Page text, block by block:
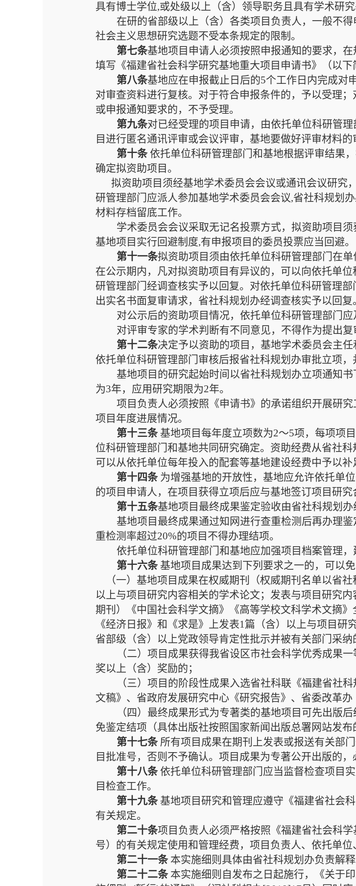
具有博士学位,或处级以上（含）领导职务且具有学术研究
在研的省部级以上（含）各类项目负责人， 一般不得
社会主义思想研究选题不受本条规定的限制。
第七条基地项目 申请人必须按照申报通知的要求，
填写《福建省社会科学研究基地重大项目申请书》（以下
第八条基地应在申报截止日后的5个工作日内完成对
对审查资料进行复核。对于符合申报条件的，予以受理
或申报通知要求的，不予受理。
第九条对已经受理的项目申请，由依托单位科研管
目进行匿名通讯评审或会议评审，基地要做好评审材料
第十条 依托单位科研管理部门和基地根据评审结果
确定拟资助项目。
拟资助项目须经基地学术委员会会议或通讯会议研究
研管理部门应派人参加基地学术委员会会议,省社科规划
材料存档留底工作。
学术委员会会议采取无记名投票方式，拟资助项目须
基地项目实行回避制度,有申报项目的委员投票应当回避。
第十一条拟资助项目须由依托单位科研管理部门在
在公示期内，凡对拟资助项目有异议的，可以向依托单
研管理部门经调查核实予以回复。对依托单位科研管理
出实名书面复审请求，省社科规划办经调查核实予以回复
对公示后的资助项目情况，依托单位科研管理部门应
对评审专家的学术判断有不同意见，不得作为提出复
第十二条决定予以资助的项目，基地学术委员会主
依托单位科研管理部门审核后报省社科规划办审批立项，
基地项目的研究起始时间以省社科规划办立项通知书
为3年，应用研究期限为2年。
项目负责人必须按照《申请书》的承诺组织开展研
项目年度进展情况。
第十三条 基地项目每年度立项数为2～5项，每项项
位科研管理部门和基地共同研究确定。资助经费从省社
可以从依托单位每年投入的配套等基地建设经费中予以补
第十四条 为增强基地的开放性，基地应允许依托单
的项目申请人，在项目获得立项后应与基地签订项目研究
第十五条基地项目最终成果鉴定验收由省社科规划办
基地项目最终成果通过知网进行查重检测后再办理
重检测率超过20%的项目不得办理结项。
依托单位科研管理部门和基地应加强项目档案管理，
第十六条 基地项目成果达到下列要求之一的，可以免
（一）基地项目成果在权威期刊（权威期刊名单以省
以上与项目研究内容相关的学术论文；发表与项目研究
期刊）
《中国社会科学文摘》《高等学校文科学术文摘》
《经济日报》和《求是》上发表1篇（含）以上与项目研
省部级（含）以上党政领导肯定性批示并被有关部门采纳
（二）项目成果获得我省设区市社会科学优秀成果
奖以上（含）奖励的；
（三）项目的阶段性成果入选省社科联《福建省社科
文稿》、省政府发展研究中心《研究报告》、省委改革
（四）最终成果形式为专著类的基地项目 可先出版
免鉴定结项 （具体出版社按照国家新闻出版总署网站发布
第十七条 所有项目成果在期刊上发表或报送有关部
目批准号，否则不予确认。项目成果为专著公开出版的，
第十八条 依托单位科研管理部门应当监督检查项目
目检查工作。
第十九条 基地项目研究和管理应遵守《福建省社会
有关规定。
第二十条项目负责人必须严格按照 《福建省社会科
号） 的有关规定使用和管理经费，项目负责人、依托单
第二十一条 本实施细则 具体由省社科规划办负责解释
第二十二条 本实施细则自发布之日起施行， 《关于